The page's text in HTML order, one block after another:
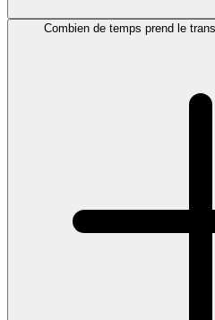
Combien de temps prend le